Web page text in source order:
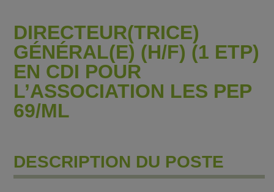
DIRECTEUR(TRICE)
GÉNÉRAL(E) (H/F) (1 ETP)
EN CDI POUR
L’ASSOCIATION LES PEP
69/ML
DESCRIPTION DU POSTE